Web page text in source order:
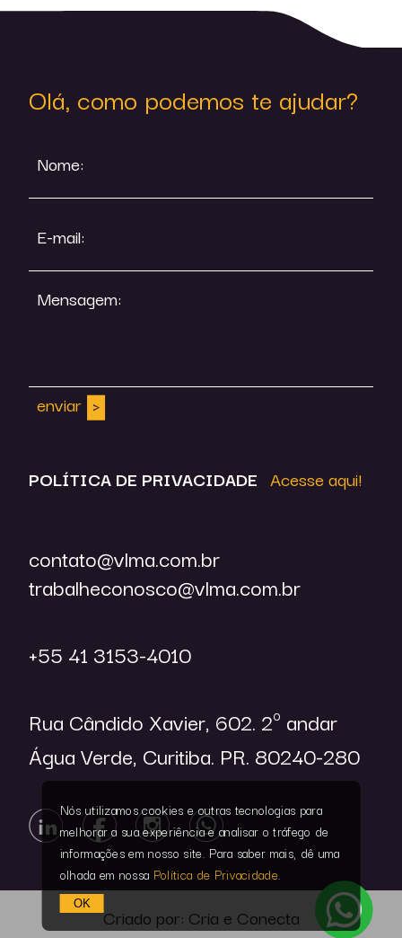
Olá, como podemos te ajudar?
Nome:
E-mail:
Mensagem:
enviar
POLÍTICA DE PRIVACIDADE Acesse aqui!
contato@vlma.com.br
trabalheconosco@vlma.com.br
+55 41 3153-4010
Rua Cândido Xavier, 602. 2º andar
Água Verde, Curitiba. PR. 80240-280
Criado por: Cria e Conecta
Nós utilizamos cookies e outras tecnologias para
melhorar a sua experiência e analisar o tráfego de
informações em nosso site. Para saber mais, dê uma
olhada em nossa Política de Privacidade.
OK